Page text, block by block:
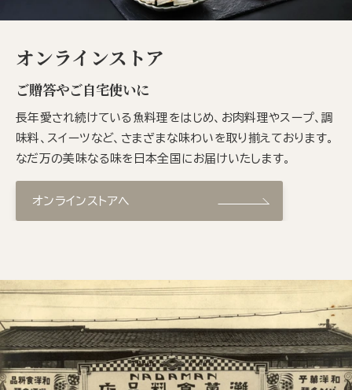
オンラインストア
ご贈答やご自宅使いに
長年愛され続けている魚料理をはじめ、お肉料理やスープ、調
味料、スイーツなど、さまざまな味わいを取り揃えております。
なだ万の美味なる味を日本全国にお届けいたします。
オンラインストアへ